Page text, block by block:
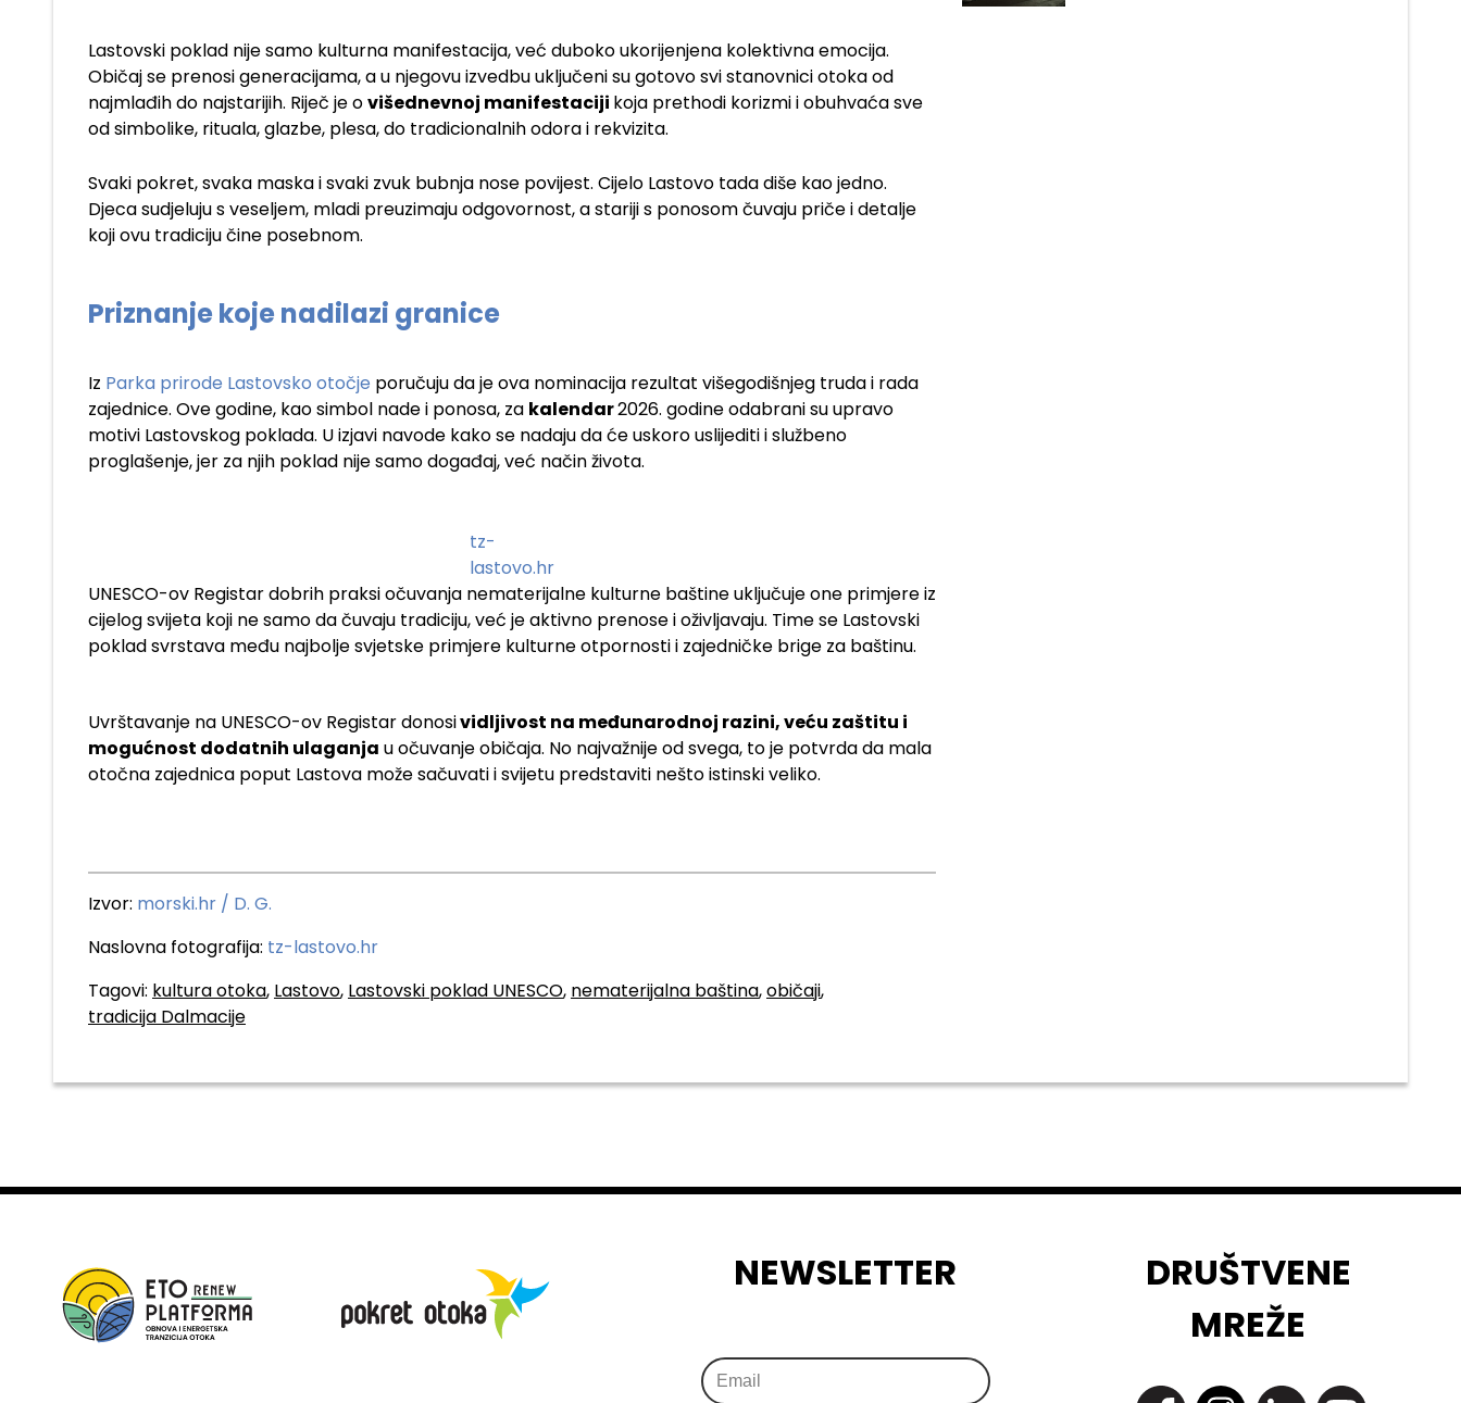
Lastovski poklad nije samo kulturna manifestacija, već duboko ukorijenjena kolektivna emocija.
Običaj se prenosi generacijama, a u njegovu izvedbu uključeni su gotovo svi stanovnici otoka od
najmlađih do najstarijih. Riječ je ovišednevnoj manifestaciji koja prethodi korizmi i obuhvaća sve
od simbolike, rituala, glazbe, plesa, do tradicionalnih odora i rekvizita.
Svaki pokret, svaka maska i svaki zvuk bubnja nose povijest. Cijelo Lastovo tada diše kao jedno.
Djeca sudjeluju s veseljem, mladi preuzimaju odgovornost, a stariji s ponosom čuvaju priče i detalje
koji ovu tradiciju čine posebnom.
Priznanje koje nadilazi granice
Iz Parka prirode Lastovsko otočje poručuju da je ova nominacija rezultat višegodišnjeg truda i rada
zajednice. Ove godine, kao simbol nade i ponosa, za kalendar2026. godine odabrani su upravo
motivi Lastovskog poklada. U izjavi navode kako se nadaju da će uskoro uslijediti i službeno
proglašenje, jer za njih poklad nije samo događaj, već način života.
tz-
lastovo.hr
UNESCO-ov Registar dobrih praksi očuvanja nematerijalne kulturne baštine uključuje one primjere iz
cijelog svijeta koji ne samo da čuvaju tradiciju, već je aktivno prenose i oživljavaju. Time se Lastovski
poklad svrstava među najbolje svjetske primjere kulturne otpornosti i zajedničke brige za baštinu.
Uvrštavanje na UNESCO-ov Registar donosividljivost na međunarodnoj razini, veću zaštitu i
mogućnost dodatnih ulaganja u očuvanje običaja. No najvažnije od svega, to je potvrda da mala
otočna zajednica poput Lastova može sačuvati i svijetu predstaviti nešto istinski veliko.
Izvor: morski.hr / D. G.
Naslovna fotografija: tz-lastovo.hr
Tagovi: kultura otoka, Lastovo, Lastovski poklad UNESCO, nematerijalna baština,običaji,
tradicija Dalmacije
NEWSLETTER
DRUŠTVENE
MREŽE